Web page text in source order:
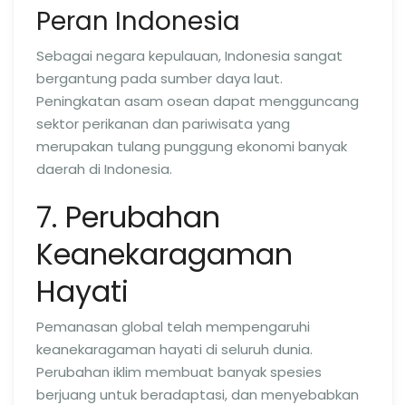
Peran Indonesia
Sebagai negara kepulauan, Indonesia sangat
bergantung pada sumber daya laut.
Peningkatan asam osean dapat mengguncang
sektor perikanan dan pariwisata yang
merupakan tulang punggung ekonomi banyak
daerah di Indonesia.
7. Perubahan
Keanekaragaman
Hayati
Pemanasan global telah mempengaruhi
keanekaragaman hayati di seluruh dunia.
Perubahan iklim membuat banyak spesies
berjuang untuk beradaptasi, dan menyebabkan